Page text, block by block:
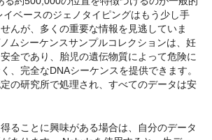
イベースのジェノタイピングはもう少し手
んが、多くの重要な情報を見逃していま
ムシーケンスサンプルコレクションは、妊
全であり、胎児の遺伝物質によって危険に
、完全なDNAシーケンスを提供できます。
の研究所で処理され、すべてのデータは安
ることに興味がある場合は、自分のデータ